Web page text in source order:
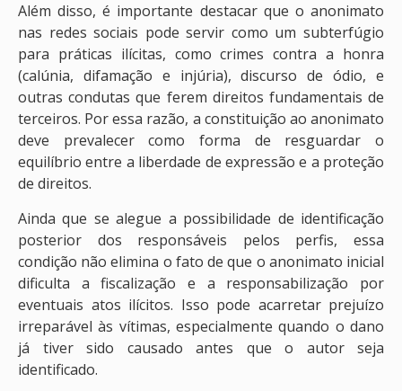
Além disso, é importante destacar que o anonimato
nas redes sociais pode servir como um subterfúgio
para práticas ilícitas, como crimes contra a honra
(calúnia, difamação e injúria), discurso de ódio, e
outras condutas que ferem direitos fundamentais de
terceiros. Por essa razão, a constituição ao anonimato
deve prevalecer como forma de resguardar o
equilíbrio entre a liberdade de expressão e a proteção
de direitos.
Ainda que se alegue a possibilidade de identificação
posterior dos responsáveis ​​pelos perfis, essa
condição não elimina o fato de que o anonimato inicial
dificulta a fiscalização e a responsabilização por
eventuais atos ilícitos. Isso pode acarretar prejuízo
irreparável às vítimas, especialmente quando o dano
já tiver sido causado antes que o autor seja
identificado.